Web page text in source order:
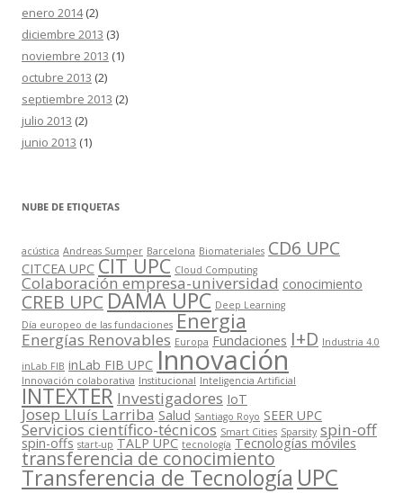
enero 2014(2)
diciembre 2013 (3)
noviembre 2013 (1)
octubre 2013 (2)
septiembre 2013 (2)
julio 2013 (2)
junio 2013 (1)
NUBE DE ETIQUETAS
acústica Andreas Sumper Barcelona Biomateriales CD6 UPC
CITCEA UPC CIT UPC Cloud Computing
Colaboración empresa-universidad conocimiento
CREB UPCDAMA UPC Deep Learning
Día europeo de las fundaciones Energia
Energías Renovables Europa Fundaciones I+D Industria 4.0
inLab FIB inLab FIB UPC Innovación
Innovación colaborativa Institucional Inteligencia Artificial
INTEXTER Investigadores IoT
Josep Lluís Larriba Salud Santiago Royo SEER UPC
Servicios científico-técnicos Smart Cities Sparsity spin-off
spin-offs start-up TALP UPC tecnología Tecnologías móviles
transferencia de conocimiento
Transferencia de Tecnología UPC